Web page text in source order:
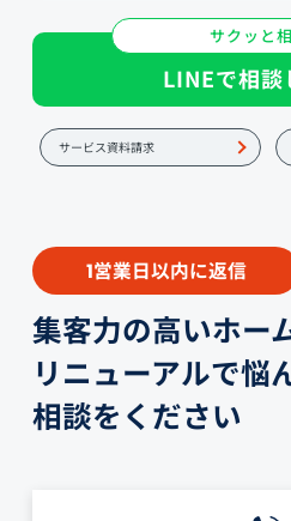
サクッと
LINEで相談
サービス資料請求
1営業日以内に返信
集客力の高いホー
リニューアルで悩
相談をください